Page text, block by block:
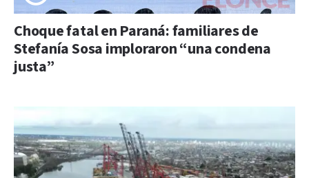
Choque fatal en Paraná: familiares de
Stefanía Sosa imploraron “una condena
justa”